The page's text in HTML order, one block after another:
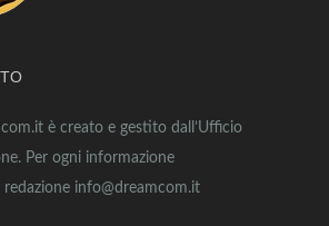
è creato e gestito dall’Ufficio
Per ogni informazione
info@dreamcom.it